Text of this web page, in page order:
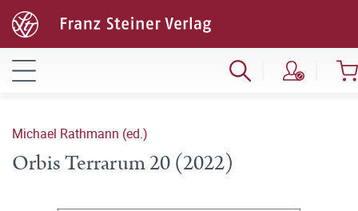
Michael Rathmann (ed.)
Orbis Terrarum 20 (2022)